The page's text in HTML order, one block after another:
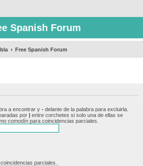
Spanish Forum
Free Spanish Forum
a encontrar y - delante de la palabra para excluirla.
por | entre corchetes si solo una de ellas se
comodín para coincidencias parciales.
parciales.